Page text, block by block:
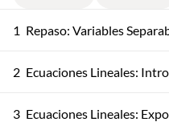
1 Repaso: Variables
2 Ecuaciones Lineales:
3 Ecuaciones Lineales: